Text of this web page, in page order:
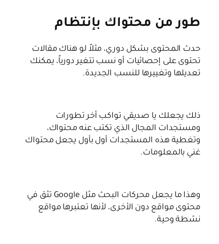
طور من محتواك بإنتظام
حدث المحتوى بشكل دوري، مثلاً لو هناك مقالات
تحتوى على إحصائيات أو نسب تتغير دورياً، يمكنك
تعديلها وتغييرها للنسب الجديدة.
ذلك يجعلك يا صديقي تواكب أخر تطورات
ومستجدات المجال الذي تكتب عنه محتواك،
وتغطية هذه المستجدات أول بأول يجعل محتواك
غني بالمعلومات.
وهذا ما يجعل محركات البحث مثل Google تثق في
محتوى مواقع دون الأخرى، لأنها تعتبرها مواقع
نشطة وحية.